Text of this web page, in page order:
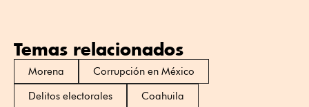
Temas relacionados
Morena
Corrupción en México
Delitos electorales
Coahuila